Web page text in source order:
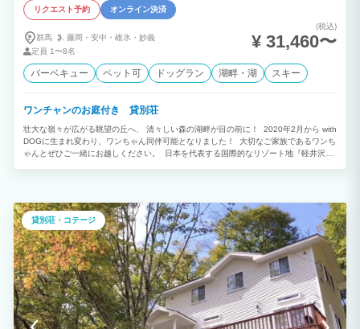
リクエスト予約 オンライン決済
群馬 藤岡・ 安中・ 碓氷・ 妙義
定員 1〜8名
(税込)
¥ 31,460〜
バーベキュー ペット可 ドッグラン 湖畔・湖 スキー
ワンチャンのお庭付き 貸別荘
壮大な嶺々が広がる眺望の丘へ、 清々しい森の湖畔が目の前に！ 2020年2月から with
DOGに生まれ変わり、ワンちゃん同伴可能となりました！ 大切なご家族であるワンち
ゃんとぜひご一緒にお越しください。 日本を代表する国際的なリゾート地『軽井沢』
テラス｣まで車で15分と観光スポットへのアクセスも抜群です｡ 手が届きそうなほど空
に近く、夜には満天の星空が見られます｡ “自然公園を我が家の庭のように楽しむ”そん
な清々しい休日を、ワンちゃんと一緒にお過ごしください。 ＊JAPA認定施設 ＊当社
貸別荘は名前が類似しておりますので、ご予約の際はご注意ください。 ＊グーグル検
索する場合は、正しく表示されない場合がございますので 必ず正式名称 をご入力して
検索をお願い致します。 ※詳細はメールにてご案内致します。
貸別荘・コテージ